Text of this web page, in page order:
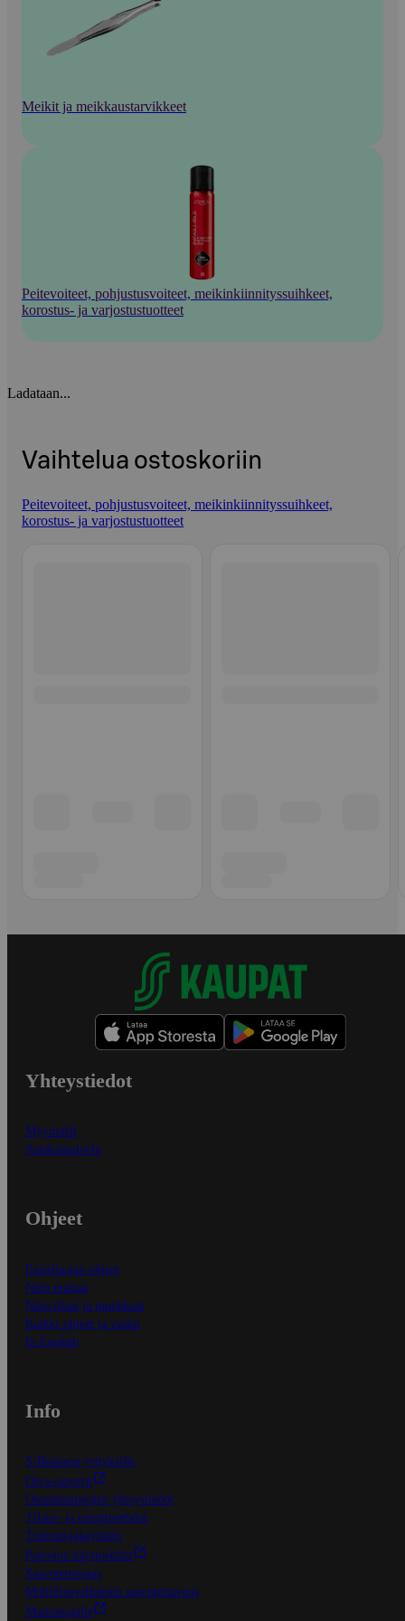
Meikit ja meikkaustarvikkeet
Peitevoiteet, pohjustusvoiteet, meikinkiinnityssuihkeet,
korostus- ja varjostustuotteet
Ladataan...
Vaihtelua ostoskoriin
Peitevoiteet, pohjustusvoiteet, meikinkiinnityssuihkeet,
korostus- ja varjostustuotteet
Yhteystiedot
Myymälät
Asiakaspalvelu
Ohjeet
Ensitilaajan ohjeet
Näin maksat
Näin tilaat ja muokkaat
Kaikki ohjeet ja vinkit
In English
Info
S-Business yrityksille
Oiva-raportit
Osuuskauppojen yhteystiedot
Tilaus- ja toimitusehdot
Tietosuojakäytäntö
Palvelun käyttöehdot
Saavutettavuus
Mobiilisovelluksen saavutettavuus
Mainostajalle